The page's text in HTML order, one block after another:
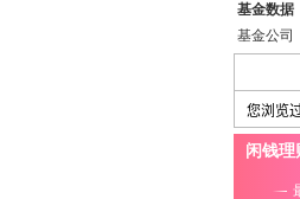
基金数据
基金公司